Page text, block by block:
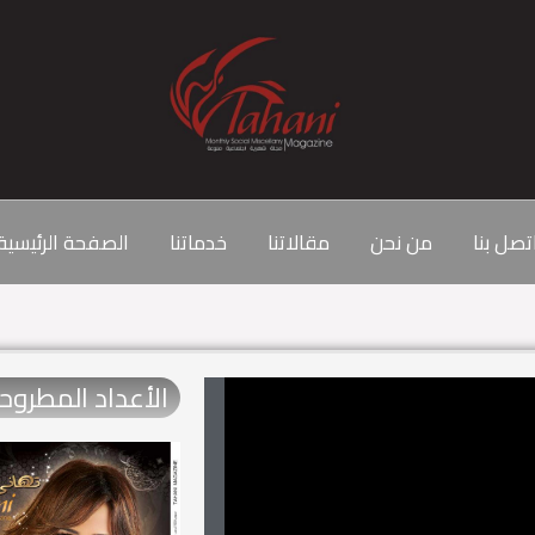
الصفحة خدماتنا مقالاتنا من نحن بنا
الأعداد المطروحة​